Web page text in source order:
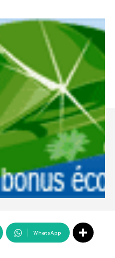
WhatsApp